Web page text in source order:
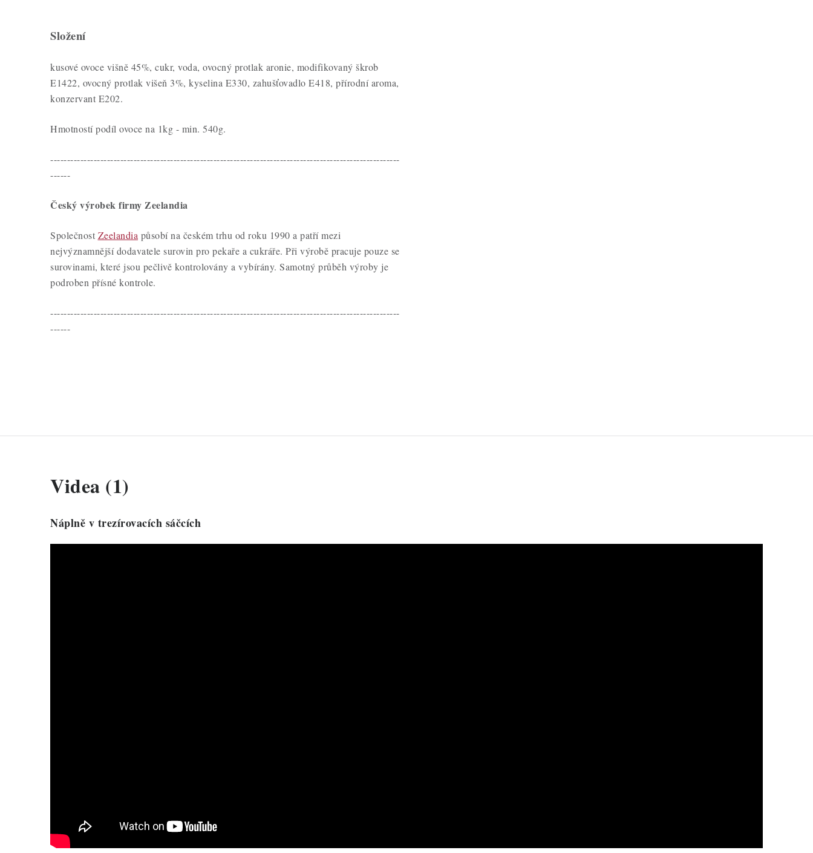
Složení
kusové ovoce višně 45%, cukr, voda, ovocný protlak aronie, modifikovaný škrob
E1422, ovocný protlak višeň 3%, kyselina E330, zahušťovadlo E418, přírodní aroma,
konzervant E202.
Hmotností podíl ovoce na 1kg - min. 540g.
---------------------------------------------------------------------------------------------------------
------
Český výrobek firmy Zeelandia
Společnost Zeelandia působí na českém trhu od roku 1990 a patří mezi
nejvýznamnější dodavatele surovin pro pekaře a cukráře. Při výrobě pracuje pouze se
surovinami, které jsou pečlivě kontrolovány a vybírány. Samotný průběh výroby je
podroben přísné kontrole.
---------------------------------------------------------------------------------------------------------
------
Videa (1)
Náplně v trezírovacích sáčcích